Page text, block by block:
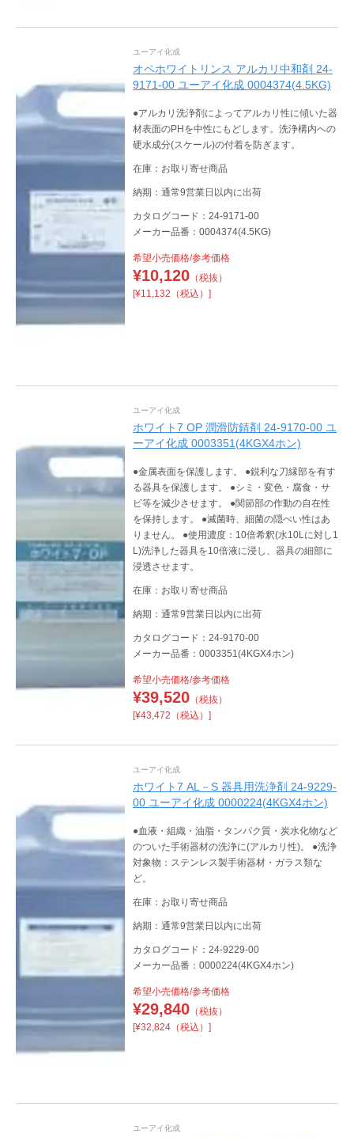
ユーアイ化成
オペホワイトリンス アルカリ中和剤 24-
9171-00 ユーアイ化成 0004374(4.5KG)
●アルカリ洗浄剤によってアルカリ性に傾いた器
材表面のPHを中性にもどします。洗浄構内への
硬水成分(スケール)の付着を防ぎます。
在庫：お取り寄せ商品
納期：通常9営業日以内に出荷
カタログコード：24-9171-00
メーカー品番：0004374(4.5KG)
希望小売価格/参考価格
¥10,120（税抜）
[¥11,132（税込）]
ユーアイ化成
ホワイト7 OP 潤滑防錆剤 24-9170-00 ユ
ーアイ化成 0003351(4KGX4ホン)
●金属表面を保護します。 ●鋭利な刀縁部を有す
る器具を保護します。 ●シミ・変色・腐食・サ
ビ等を減少させます。 ●関節部の作動の自在性
を保持します。 ●滅菌時、細菌の隠ぺい性はあ
りません。 ●使用濃度：10倍希釈(水10Lに対し1
L)洗浄した器具を10倍液に浸し、器具の細部に
浸透させます。
在庫：お取り寄せ商品
納期：通常9営業日以内に出荷
カタログコード：24-9170-00
メーカー品番：0003351(4KGX4ホン)
希望小売価格/参考価格
¥39,520（税抜）
[¥43,472（税込）]
ユーアイ化成
ホワイト7 AL－S 器具用洗浄剤 24-9229-
00 ユーアイ化成 0000224(4KGX4ホン)
●血液・組織・油脂・タンパク質・炭水化物など
のついた手術器材の洗浄に(アルカリ性)。 ●洗浄
対象物：ステンレス製手術器材・ガラス類な
ど。
在庫：お取り寄せ商品
納期：通常9営業日以内に出荷
カタログコード：24-9229-00
メーカー品番：0000224(4KGX4ホン)
希望小売価格/参考価格
¥29,840（税抜）
[¥32,824（税込）]
ユーアイ化成